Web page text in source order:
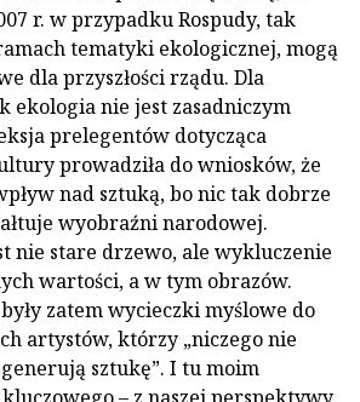
r. w przypadku Rospudy, tak
tematyki ekologicznej, mogą
dla przyszłości rządu. Dla
ekologia nie jest zasadniczym
prelegentów dotycząca
prowadziła do wniosków, że
nad sztuką, bo nic tak dobrze
wyobraźni narodowej.
nie stare drzewo, ale wykluczenie
wartości, a w tym obrazów.
zatem wycieczki myślowe do
artystów, którzy „niczego nie
sztukę”. I tu moim